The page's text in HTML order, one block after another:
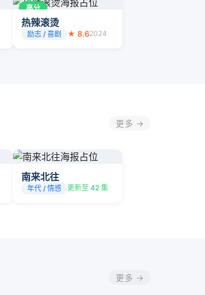
高分
热辣滚烫
励志 / 喜剧 ★ 8.62024
更多 →
南来北往
年代 / 情感 更新至 42 集
更多 →